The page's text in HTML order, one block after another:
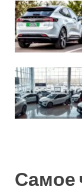
Самое